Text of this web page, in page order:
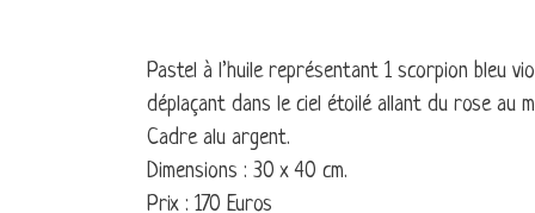
LES ENFANTS DE
Pastel à l’huile représentant 1 scorpion bleu
déplaçant dans le ciel étoilé allant du rose au
Cadre alu argent.
Dimensions : 30 x 40 cm.
Prix : 170 Euros